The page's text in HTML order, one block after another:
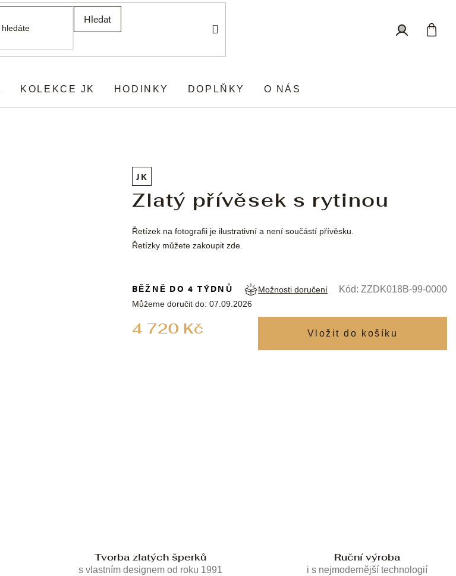
Hledat
KOLEKCE JK HODINKY DOPLŇKY O NÁS
JK
Zlatý přívěsek s rytinou
Řetízek na fotografii je ilustrativní a není součástí přívěsku.
Řetízky můžete zakoupit zde
4 720 Kč
BĚŽNĚ DO 4 TÝDNŮ
Můžeme doručit do: 07.09.2026
Možnosti doručení Kód: ZZDK018B-99-0000
Tvorba zlatých šperků
s vlastním designem od roku 1991
Ruční výroba
i s nejmodernější technologií